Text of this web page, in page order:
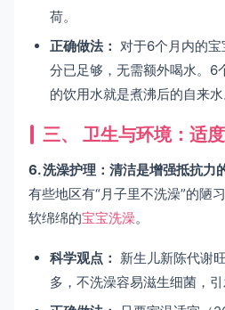
荷。
正确做法： 对于6个月内的
分已足够，无需额外喝水。6
的饮用水就是煮沸后的自来水
三、 卫生与环境：适
6. 洗澡护理：清洁是增强抵抗力
有些地区有“月子里不洗澡”的陋
软绵绵的宝宝洗澡。
科学观点： 新生儿新陈代谢
多，不洗澡容易滋生细菌，引